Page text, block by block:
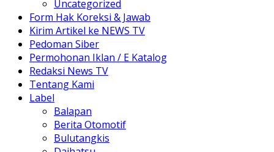
Uncategorized
Form Hak Koreksi & Jawab
Kirim Artikel ke NEWS TV
Pedoman Siber
Permohonan Iklan / E Katalog
Redaksi News TV
Tentang Kami
Label
Balapan
Berita Otomotif
Bulutangkis